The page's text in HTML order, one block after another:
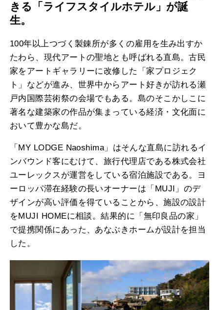
きる「ライフスタイルホテル」が誕
生。
100年以上つづく製錬所が多くの雇用を生み出すか
たわら、現代アートの聖地とも呼ばれる直島。古民
家をアートギャラリーに改修した「家プロジェク
ト」などが進み、世界中からアート好きが訪れる瀬
戸内国際芸術祭の会場でもある。島のそこかしこに
著名な建築家の作品が集まっている経済・文化面に
おいて豊かな島だ。
「MY LODGE Naoshima」はそんな直島に訪れるイ
ンバウンド客にむけて、旅行代理店である株式会社
ユーレックスが運営をしている宿泊施設である。ヨ
ーロッパ滞在経験の長いオーナーは「MUJI」のデ
ザインが高い評価を得ていることから、施設の設計
をMUJI HOMEに相談。結果的に「無印良品の家」
で提携関係にあった、あなぶきホームが設計を担当
した。